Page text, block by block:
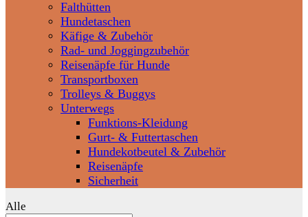
Falthütten
Hundetaschen
Käfige & Zubehör
Rad- und Joggingzubehör
Reisenäpfe für Hunde
Transportboxen
Trolleys & Buggys
Unterwegs
Funktions-Kleidung
Gurt- & Futtertaschen
Hundekotbeutel & Zubehör
Reisenäpfe
Sicherheit
Alle